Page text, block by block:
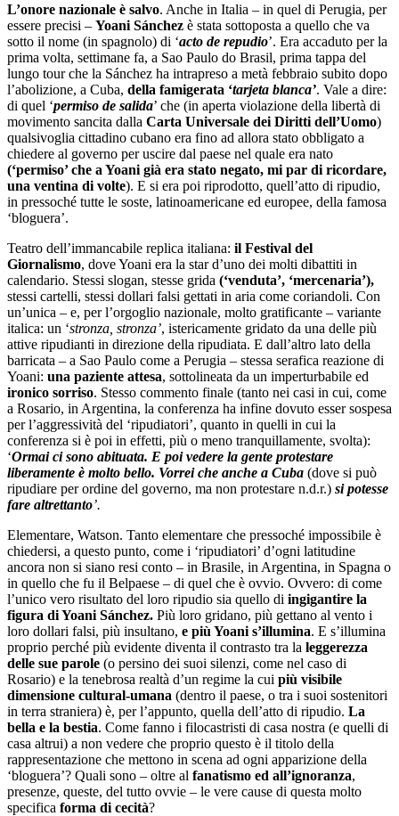
L’onore nazionale è salvo. Anche in Italia – in quel di Perugia, per
essere precisi – Yoani Sánchez è stata sottoposta a quello che va
sotto il nome (in spagnolo) di ‘acto de repudio’. Era accaduto per la
prima volta, settimane fa, a Sao Paulo do Brasil, prima tappa del
lungo tour che la Sánchez ha intrapreso a metà febbraio subito dopo
l’abolizione, a Cuba, della famigerata ‘tarjeta blanca’. Vale a dire:
di quel ‘permiso de salida’ che (in aperta violazione della libertà di
movimento sancita dalla Carta Universale dei Diritti dell’Uomo)
qualsivoglia cittadino cubano era fino ad allora stato obbligato a
chiedere al governo per uscire dal paese nel quale era nato
(‘permiso’ che a Yoani già era stato negato, mi par di ricordare,
una ventina di volte). E si era poi riprodotto, quell’atto di ripudio,
in pressoché tutte le soste, latinoamericane ed europee, della famosa
‘bloguera’.
Teatro dell’immancabile replica italiana: il Festival del
Giornalismo, dove Yoani era la star d’uno dei molti dibattiti in
calendario. Stessi slogan, stesse grida (‘venduta’, ‘mercenaria’),
stessi cartelli, stessi dollari falsi gettati in aria come coriandoli. Con
un’unica – e, per l’orgoglio nazionale, molto gratificante – variante
italica: un ‘stronza, stronza’, istericamente gridato da una delle più
attive ripudianti in direzione della ripudiata. E dall’altro lato della
barricata – a Sao Paulo come a Perugia – stessa serafica reazione di
Yoani: una paziente attesa, sottolineata da un imperturbabile ed
ironico sorriso. Stesso commento finale (tanto nei casi in cui, come
a Rosario, in Argentina, la conferenza ha infine dovuto esser sospesa
per l’aggressività del ‘ripudiatori’, quanto in quelli in cui la
conferenza si è poi in effetti, più o meno tranquillamente, svolta):
‘Ormai ci sono abituata. E poi vedere la gente protestare
liberamente è molto bello. Vorrei che anche a Cuba (dove si può
ripudiare per ordine del governo, ma non protestare n.d.r.) si potesse
fare altrettanto’.
Elementare, Watson. Tanto elementare che pressoché impossibile è
chiedersi, a questo punto, come i ‘ripudiatori’ d’ogni latitudine
ancora non si siano resi conto – in Brasile, in Argentina, in Spagna o
in quello che fu il Belpaese – di quel che è ovvio. Ovvero: di come
l’unico vero risultato del loro ripudio sia quello di ingigantire la
figura di Yoani Sánchez. Più loro gridano, più gettano al vento i
loro dollari falsi, più insultano, e più Yoani s’illumina. E s’illumina
proprio perché più evidente diventa il contrasto tra la leggerezza
delle sue parole (o persino dei suoi silenzi, come nel caso di
Rosario) e la tenebrosa realtà d’un regime la cui più visibile
dimensione cultural-umana (dentro il paese, o tra i suoi sostenitori
in terra straniera) è, per l’appunto, quella dell’atto di ripudio. La
bella e la bestia. Come fanno i filocastristi di casa nostra (e quelli di
casa altrui) a non vedere che proprio questo è il titolo della
rappresentazione che mettono in scena ad ogni apparizione della
‘bloguera’? Quali sono – oltre al fanatismo ed all’ignoranza,
presenze, queste, del tutto ovvie – le vere cause di questa molto
specifica forma di cecità?